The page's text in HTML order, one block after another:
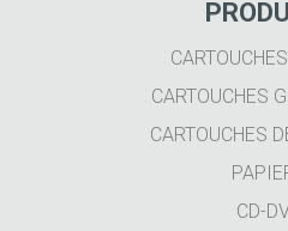
CARTOUCHES
CARTOUCHES
CD-